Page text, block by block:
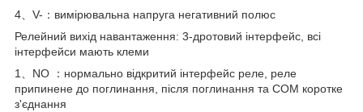
4、V-：вимірювальна напруга негативний полюс
Релейний вихід навантаження: 3-дротовий інтерфейс, всі
інтерфейси мають клеми
1、NO ：нормально відкритий інтерфейс реле, реле
припинене до поглинання, після поглинання та COM коротке
з'єднання